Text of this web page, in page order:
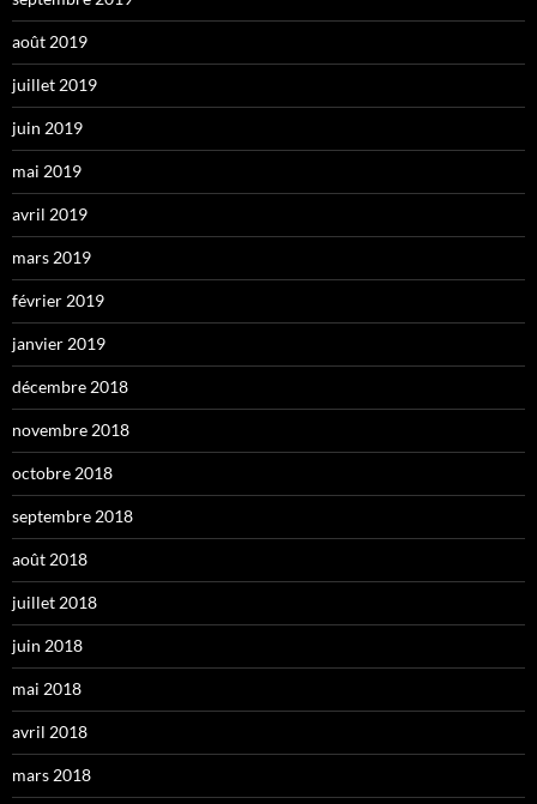
août 2019
juillet 2019
juin 2019
mai 2019
avril 2019
mars 2019
février 2019
janvier 2019
décembre 2018
novembre 2018
octobre 2018
septembre 2018
août 2018
juillet 2018
juin 2018
mai 2018
avril 2018
mars 2018